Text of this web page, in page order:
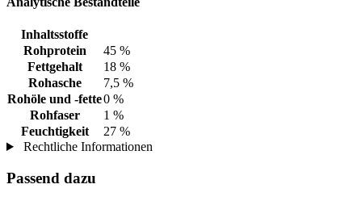
Inhaltsstoffe
Rohprotein
45 %
Fettgehalt
18 %
Rohasche
7,5 %
Rohöle und -fette0 %
Rohfaser
1 %
Feuchtigkeit
27 %
Rechtliche Informationen
Passend dazu